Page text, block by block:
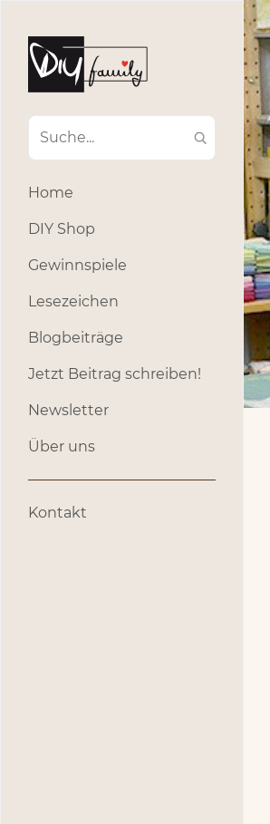
Home
DIY Shop
Gewinnspiele
Lesezeichen
Blogbeiträge
Jetzt Beitrag schreiben!
Newsletter
Über uns
Kontakt